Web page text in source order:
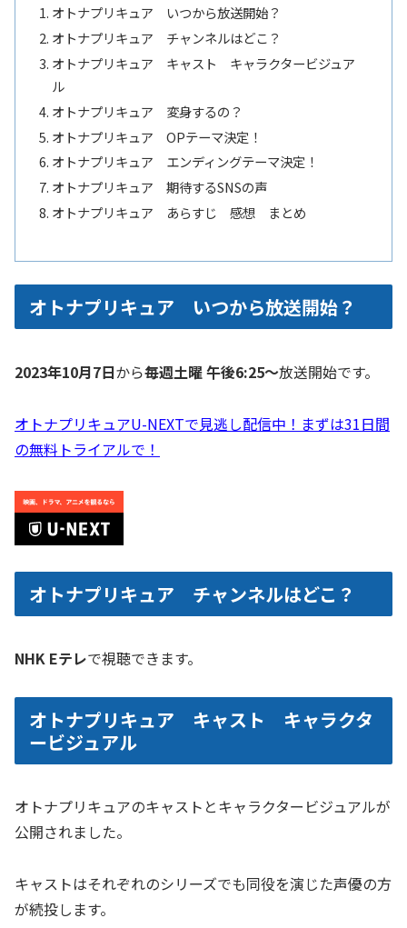
オトナプリキュア いつから放送開始？
オトナプリキュア チャンネルはどこ？
オトナプリキュア キャスト キャラクタービジュア
ル
オトナプリキュア 変身するの？
オトナプリキュア OPテーマ決定！
オトナプリキュア エンディングテーマ決定！
オトナプリキュア 期待するSNSの声
オトナプリキュア あらすじ 感想 まとめ
オトナプリキュア いつから放送開始？
2023年10月7日から毎週土曜 午後6:25～放送開始です。
オトナプリキュアU-NEXTで見逃し配信中！まずは31日間
の無料トライアルで！
オトナプリキュア チャンネルはどこ？
NHK Eテレで視聴できます。
オトナプリキュア キャスト キャラクタ
ービジュアル
オトナプリキュアのキャストとキャラクタービジュアルが
公開されました。
キャストはそれぞれのシリーズでも同役を演じた声優の方
が続投します。